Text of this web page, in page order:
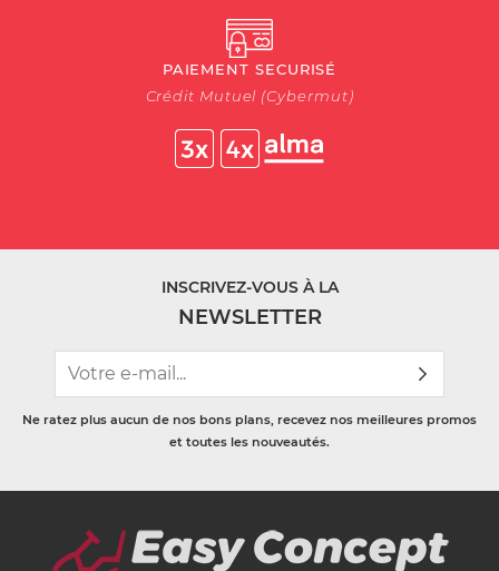
PAIEMENT SECURISÉ
Crédit Mutuel (Cybermut)
INSCRIVEZ-VOUS À LA
NEWSLETTER
Ne ratez plus aucun de nos bons plans, recevez nos meilleures promos
et toutes les nouveautés.